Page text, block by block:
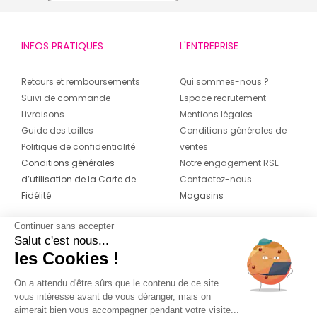
INFOS PRATIQUES
Retours et remboursements
Suivi de commande
Livraisons
Guide des tailles
Politique de confidentialité
Conditions générales
d’utilisation de la Carte de
Fidélité
L'ENTREPRISE
Qui sommes-nous ?
Espace recrutement
Mentions légales
Conditions générales de
ventes
Notre engagement RSE
Contactez-nous
Magasins
CONTACT
04 42 20 78 42
Du lundi au jeudi de 8h30 à 16h30 & le
vendredi de 8h30 à 15h30
Continuer sans accepter
Salut c'est nous...
les Cookies !
On a attendu d'être sûrs que le contenu de ce site
vous intéresse avant de vous déranger, mais on
aimerait bien vous accompagner pendant votre visite...